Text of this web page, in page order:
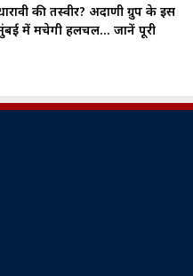
की तस्वीर? अदाणी ग्रुप के इस
मुंबई में मचेगी हलचल… जानें पूरी